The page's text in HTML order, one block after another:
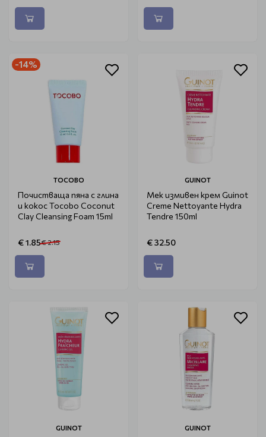
-14%
TOCOBO
Почистваща пяна с глина
и кокос Tocobo Coconut
Clay Cleansing Foam 15ml
€ 1.85€ 2.15
GUINOT
Мек измивен крем Guinot
Creme Nettoyante Hydra
Tendre 150ml
€ 32.50
GUINOT GUINOT